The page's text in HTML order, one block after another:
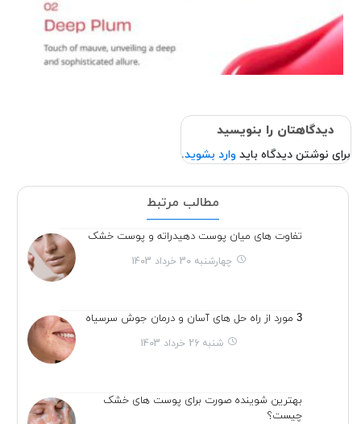
دیدگاهتان را بنویسید
برای نوشتن دیدگاه باید وارد بشوید.
مطالب مرتبط
تفاوت های میان پوست دهیدراته و پوست خشک
چهارشنبه 30 خرداد 1403
3 مورد از راه حل های آسان و درمان جوش سرسیاه
شنبه 26 خرداد 1403
بهترین شوینده صورت برای پوست های خشک
چیست؟